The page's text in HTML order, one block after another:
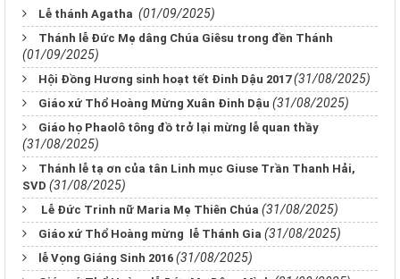
Lễ thánh Agatha (01/09/2025)
Thánh lễ Đức Mẹ dâng Chúa Giêsu trong đền Thánh
(01/09/2025)
Hội Đồng Hương sinh hoạt tết Đinh Dậu 2017 (31/08/2025)
Giáo xứ Thổ Hoàng Mừng Xuân Đinh Dậu (31/08/2025)
Giáo họ Phaolô tông đồ trở lại mừng lễ quan thầy
(31/08/2025)
Thánh lễ tạ ơn của tân Linh mục Giuse Trần Thanh Hải,
SVD (31/08/2025)
Lễ Đức Trinh nữ Maria Mẹ Thiên Chúa (31/08/2025)
Giáo xứ Thổ Hoàng mừng lễ Thánh Gia (31/08/2025)
lễ Vọng Giáng Sinh 2016 (31/08/2025)